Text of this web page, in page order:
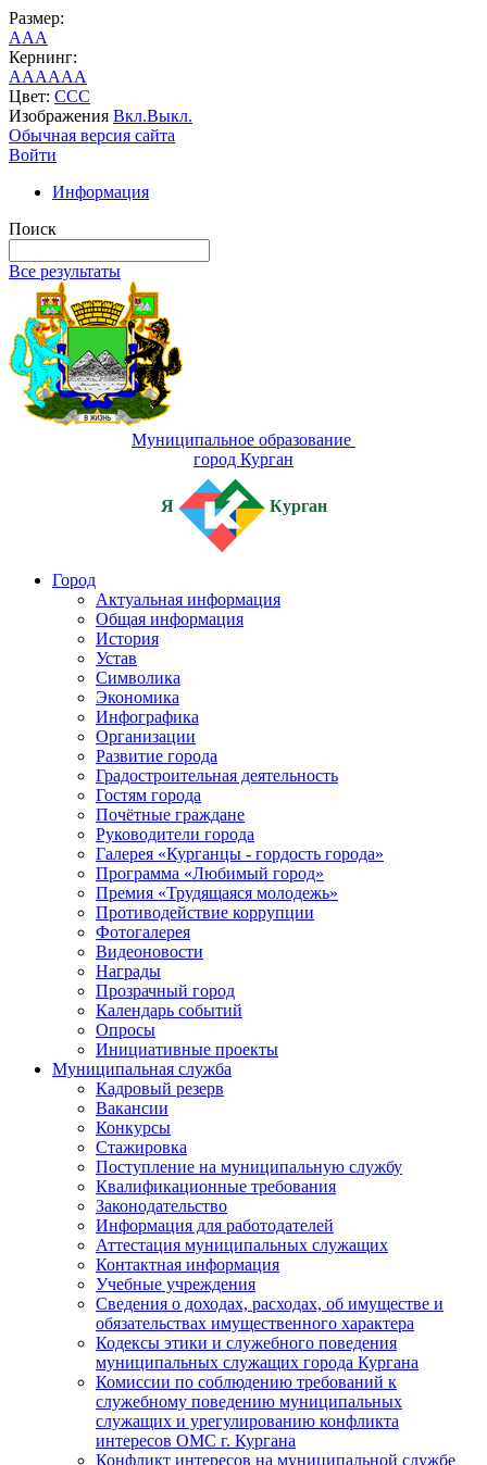
Размер:
AAA
Кернинг:
AAAAAA
Цвет: CCC
Изображения Вкл.Выкл.
Обычная версия сайта
Войти
Информация
Поиск
Все результаты
Муниципальное образование
город Курган
Я Курган
Город
Актуальная информация
Общая информация
История
Устав
Символика
Экономика
Инфографика
Организации
Развитие города
Градостроительная деятельность
Гостям города
Почётные граждане
Руководители города
Галерея «Курганцы - гордость города»
Программа «Любимый город»
Премия «Трудящаяся молодежь»
Противодействие коррупции
Фотогалерея
Видеоновости
Награды
Прозрачный город
Календарь событий
Опросы
Инициативные проекты
Муниципальная служба
Кадровый резерв
Вакансии
Конкурсы
Стажировка
Поступление на муниципальную службу
Квалификационные требования
Законодательство
Информация для работодателей
Аттестация муниципальных служащих
Контактная информация
Учебные учреждения
Сведения о доходах, расходах, об имуществе и
обязательствах имущественного характера
Кодексы этики и служебного поведения
муниципальных служащих города Кургана
Комиссии по соблюдению требований к
служебному поведению муниципальных
служащих и урегулированию конфликта
интересов ОМС г. Кургана
Конфликт интересов на муниципальной службе